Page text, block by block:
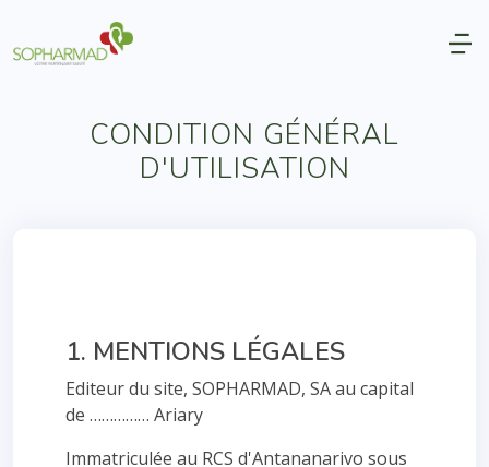
CONDITION GÉNÉRAL
D'UTILISATION
1. MENTIONS LÉGALES
Editeur du site, SOPHARMAD, SA au capital
de …………… Ariary
Immatriculée au RCS d'Antananarivo sous